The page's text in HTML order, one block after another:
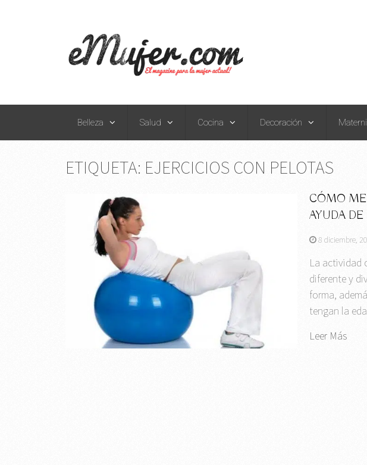
Belleza Salud Cocina Decoración
ETIQUETA: EJERCICIOS CON PELOTAS
CÓMO
AYUDA
8 diciembre,
La actividad
diferente y
forma,
tengan la
Leer Más